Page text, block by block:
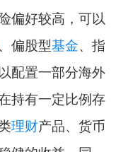
偏好较高，可以
偏股型基金、指
配置一部分海外
持有一定比例存
理财产品、货币